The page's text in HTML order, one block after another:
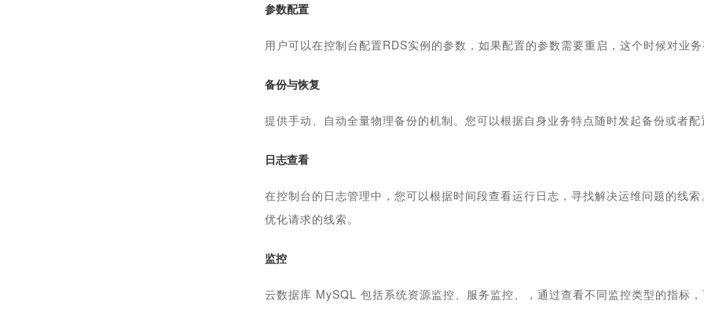
参数配置
用户可以在控制台配置RDS实例的参数，如果配置的参数需要重启，这个时候对业
备份与恢复
提供手动、自动全量物理备份的机制。您可以根据自身业务特点随时发起备份或者
日志查看
在控制台的日志管理中，您可以根据时间段查看运行日志，寻找解决运维问题的线
优化请求的线索。
监控
云数据库 MySQL 包括系统资源监控、服务监控、，通过查看不同监控类型的指标